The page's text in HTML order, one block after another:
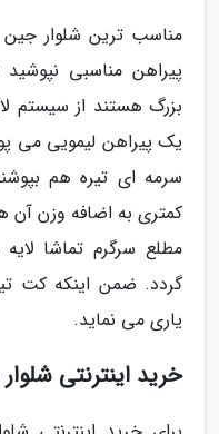
مناسب ترین شلوار جین
پیراهن مناسبی
بزرگ هستند از سیستم
یک پیراهن لیمویی می
سرمه ای تیره هم
کمتری به اضافه وزن آن
مطلع سرگرم تماشا
گردد. ضمن اینکه کت
یاری می نماید.
خرید اینترنتی